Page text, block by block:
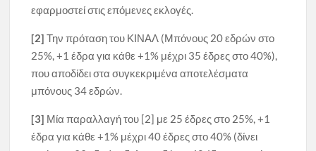
εφαρμοστεί στις επόμενες εκλογές.
[2] Την πρόταση του ΚΙΝΑΛ (Μπόνους 20 εδρών στο
25%, +1 έδρα για κάθε +1% μέχρι 35 έδρες στο 40%),
που αποδίδει στα συγκεκριμένα αποτελέσματα
μπόνους 34 εδρών.
[3] Μία παραλλαγή του [2] με 25 έδρες στο 25%, +1
έδρα για κάθε +1% μέχρι 40 έδρες στο 40% (δίνει